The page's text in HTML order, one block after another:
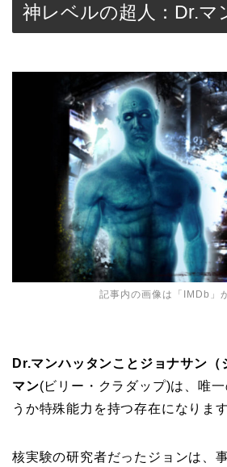
神レベルの超人：Dr.マ
記事内の画像は「 IMDb 」
Dr.マンハッタンことジョナサン（
マン(ビリー・クラダップ)は、唯
うか特殊能力を持つ存在になります
核実験の研究者だったジョンは、